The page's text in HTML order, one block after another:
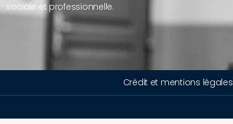
sociale et professionnelle.
Crédit et mentions légales